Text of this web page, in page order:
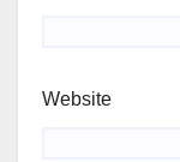
Website